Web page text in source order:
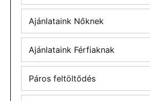
Ajánlataink Nőknek
Ajánlataink Férfiaknak
Páros feltöltődés